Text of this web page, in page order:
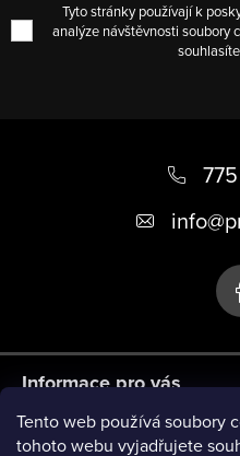
Tento web používá soubory
tohoto webu vyjadřujete
Tyto stránky používají k
analýze návštěvnosti soubory
info@
Informace pro vás
Blog